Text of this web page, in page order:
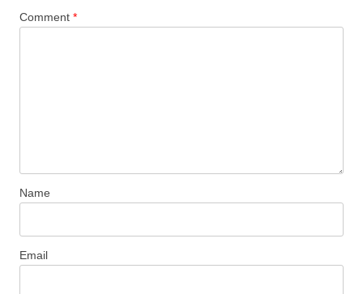
Comment *
Name
Email